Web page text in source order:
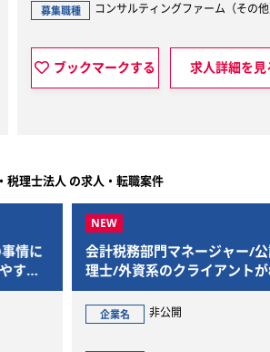
コンサルティングファーム（その他）
ークする 求人詳細を見る
募集
税理士法人 の求人・転職案件
マネージャー/公認会計士/税
のクライアントが8割
会計
在籍